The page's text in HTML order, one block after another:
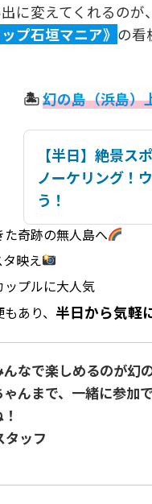
に変えてくれるのが、
プ石垣マニア》 の看
🏝幻の島（浜島）
【半日】絶景ス
ノーケリング！
う！
奇跡の無人島へ
映え
プルに大人気
あり、 半日から気軽
んなで楽しめるのが幻
んまで、一緒に参加
タッフ